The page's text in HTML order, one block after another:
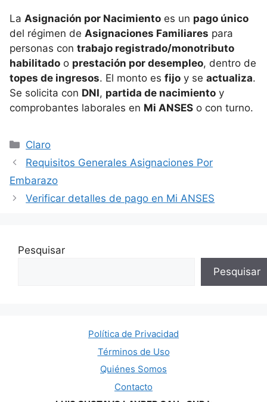
La Asignación por Nacimiento es un pago único
del régimen de Asignaciones Familiares para
personas con trabajo registrado/monotributo
habilitado o prestación por desempleo, dentro de
topes de ingresos. El monto es fijo y se actualiza.
Se solicita con DNI, partida de nacimiento y
comprobantes laborales en Mi ANSES o con turno.
Categorías
Claro
Requisitos Generales Asignaciones Por
Embarazo
Verificar detalles de pago en Mi ANSES
Pesquisar
Pesquisar
Política de Privacidad
Términos de Uso
Quiénes Somos
Contacto